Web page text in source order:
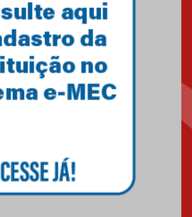
Novo E-book do Mackenzie Rio
é Sobre Finanças Pessoais
04.01.2023
AGORA MACKENZIE RIO - ANO 4